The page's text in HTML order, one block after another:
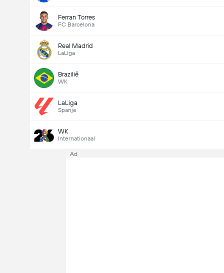
Ferran Torres
FC Barcelona
Real Madrid
LaLiga
Brazilië
WK
LaLiga
Spanje
WK
Internationaal
Ad